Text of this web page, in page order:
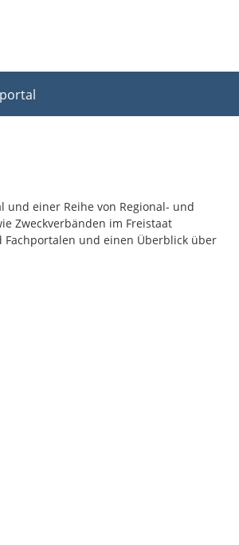
und einer Reihe von Regional- und
Zweckverbänden im Freistaat
und einen Überblick über